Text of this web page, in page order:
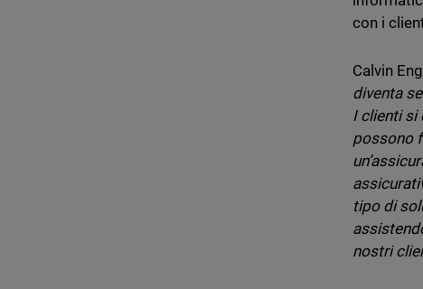
con i
Calvin
diventa
I clienti si
possono
tipo di
nostri